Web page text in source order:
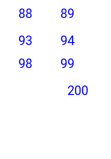
88
89
93
94
98
99
200